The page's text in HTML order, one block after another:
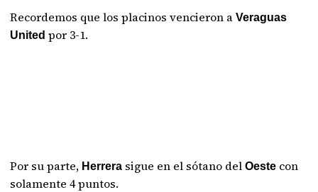
Recordemos que los placinos vencieron a Veraguas
Unitedpor 3-1.
Por su parte, Herrera sigue en el sótano delOeste con
solamente 4 puntos.